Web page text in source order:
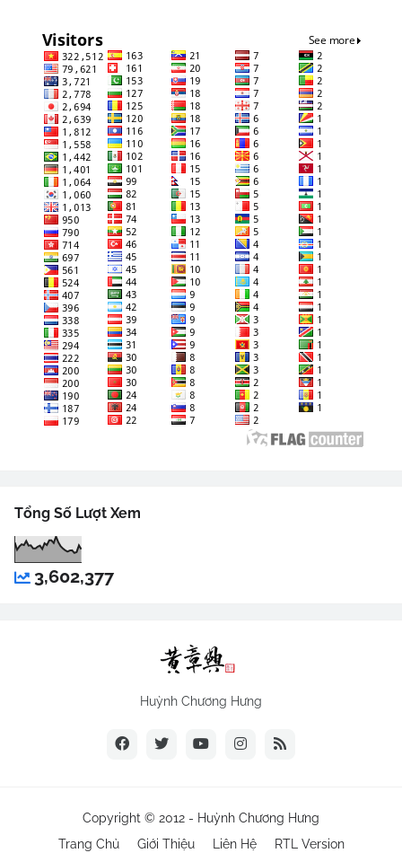
Tổng Số Lượt Xem
3,602,377
Huỳnh Chương Hưng
Copyright © 2012 - Huỳnh Chương Hưng
Trang Chủ
Giới Thiệu Liên Hệ RTL Version